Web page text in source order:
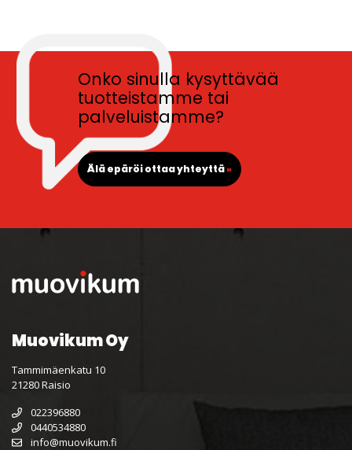
Onko sinulla kysyttävää
tuotteistamme tai
palveluistamme?
Älä epäröi ottaa yhteyttä»
Muovikum Oy
Tammimäenkatu 10
21280 Raisio
022396880
0440534880
info@muovikum.fi